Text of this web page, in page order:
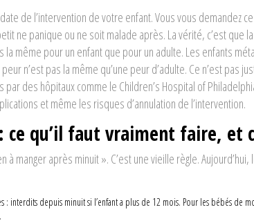
de l’intervention de votre enfant. Vous vous demandez
ne panique ou ne soit malade après. La vérité, c’est que
la même pour un enfant que pour un adulte. Les enfants
n’est pas la même qu’une peur d’adulte. Ce n’est pas
des hôpitaux comme le Children’s Hospital of
et même les risques d’annulation de l’intervention.
ce qu’il faut vraiment faire, et
à manger après minuit ». C’est une vieille règle.
: interdits depuis minuit si l’enfant a plus de 12 mois. Pour les bébés de